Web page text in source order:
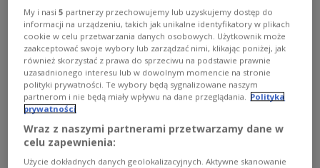
Bezpieczeństwa Organizacji Narodów
Zjednoczonych w Nowym Jorku wicepremier
podkreślił, że dotyczy to również przekazywania
pomocy płynącej z innych krajów, z organizacji
takich jak ONZ: "Polska nie zaprzestanie ani
dostarczania własnej pomocy Ukrainie, ani
współpracy z instytucjami związanymi z ONZ,
które są zaangażowane w niesienie pomocy
Ukrainie. Liczba potrzebujących oraz rozmiary
My i nasi5 partnerzy przechowujemy lub uzyskujemy dostęp do
informacji na urządzeniu, takich jak unikalne identyfikatory w plikach
cookie w celu przetwarzania danych osobowych. Użytkownik może
zaakceptować swoje wybory lub zarządzać nimi, klikając poniżej, jak
również skorzystać z prawa do sprzeciwu na podstawie prawnie
uzasadnionego interesu lub w dowolnym momencie na stronie
polityki prywatności. Te wybory będą sygnalizowane naszym
partnerom i nie będą miały wpływu na dane przeglądania. Polityka
prywatności
Wraz z naszymi partnerami przetwarzamy dane w
celu zapewnienia:
Użycie dokładnych danych geolokalizacyjnych. Aktywne skanowanie